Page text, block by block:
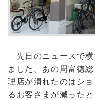
先日のニュースで
ました。あの周富徳
理店が潰れたのはシ
るお客さまが減った